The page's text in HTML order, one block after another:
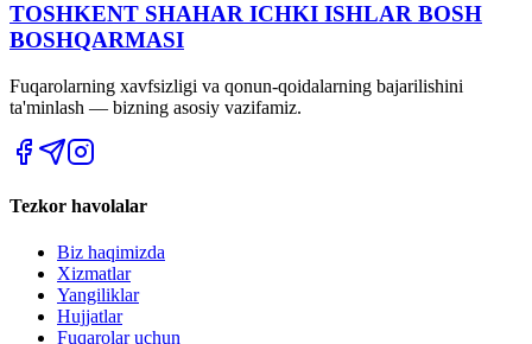
TOSHKENT SHAHAR IСHKI ISHLAR BOSH
BOSHQARMASI
Fuqarolarning xavfsizligi va qonun-qoidalarning bajarilishini
ta'minlash — bizning asosiy vazifamiz.
Tezkor havolalar
Biz haqimizda
Xizmatlar
Yangiliklar
Hujjatlar
Fuqarolar uchun